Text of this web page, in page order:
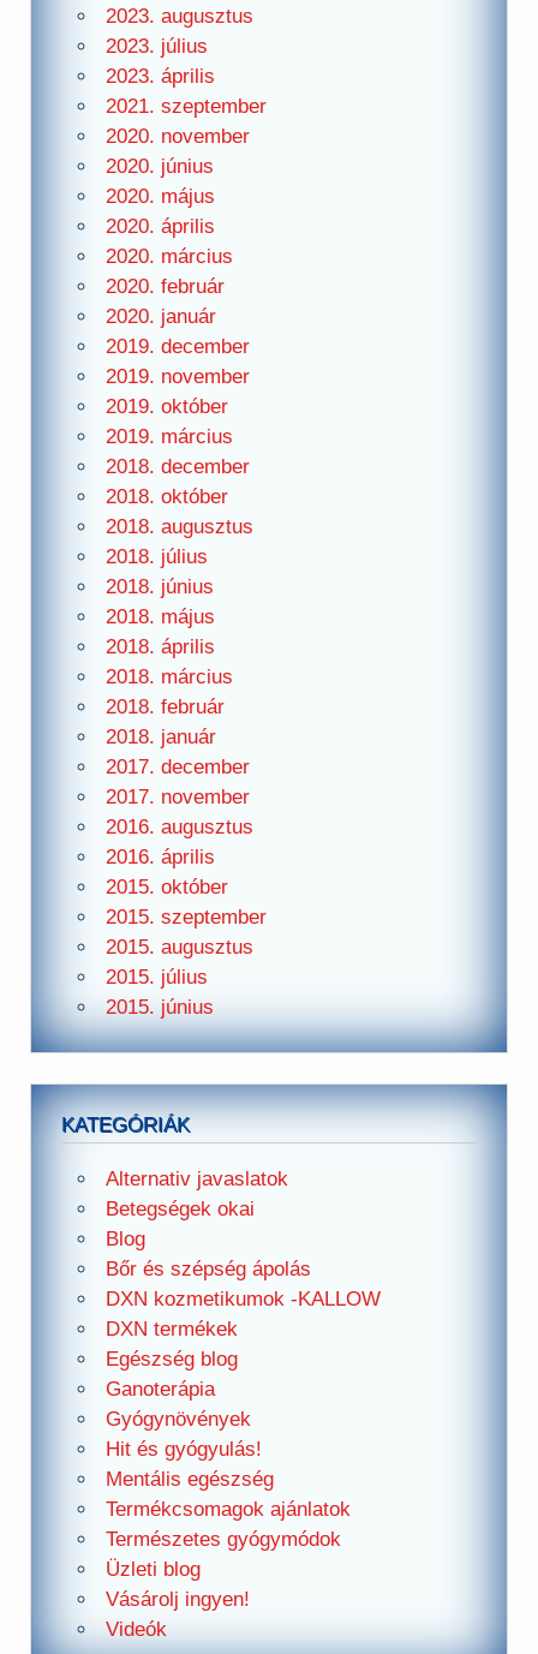
2023. augusztus
2023. július
2023. április
2021. szeptember
2020. november
2020. június
2020. május
2020. április
2020. március
2020. február
2020. január
2019. december
2019. november
2019. október
2019. március
2018. december
2018. október
2018. augusztus
2018. július
2018. június
2018. május
2018. április
2018. március
2018. február
2018. január
2017. december
2017. november
2016. augusztus
2016. április
2015. október
2015. szeptember
2015. augusztus
2015. július
2015. június
KATEGÓRIÁK
Alternativ javaslatok
Betegségek okai
Blog
Bőr és szépség ápolás
DXN kozmetikumok -KALLOW
DXN termékek
Egészség blog
Ganoterápia
Gyógynövények
Hit és gyógyulás!
Mentális egészség
Termékcsomagok ajánlatok
Természetes gyógymódok
Üzleti blog
Vásárolj ingyen!
Videók